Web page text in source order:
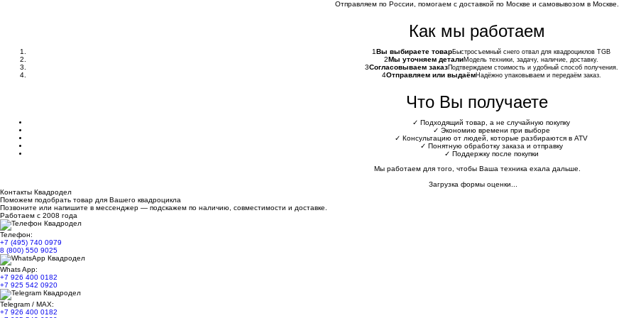
Отправляем по России, помогаем с доставкой по Москве и самовывозом в Москве.
Как мы работаем
1 Вы выбираете товарБыстросъемный снего отвал для квадроциклов TGB
2 Мы уточняем деталиМодель техники, задачу, наличие, доставку.
3Согласовываем заказПодтверждаем стоимость и удобный способ получения.
4Отправляем или выдаёмНадёжно упаковываем и передаём заказ.
Что Вы получаете
✓ Подходящий товар, а не случайную покупку
✓ Экономию времени при выборе
✓ Консультацию от людей, которые разбираются в ATV
✓ Понятную обработку заказа и отправку
✓ Поддержку после покупки
Мы работаем для того, чтобы Ваша техника ехала дальше.
Загрузка формы оценки...
Контакты Квадродел
Поможем подобрать товар для Вашего квадроцикла
Позвоните или напишите в мессенджер — подскажем по наличию, совместимости и доставке.
Работаем с 2008 года
Телефон:
+7 (495) 740 0979
8 (800) 550 9025
Whats App:
+7 926 400 0182
+7 925 542 0920
Telegram / MAX:
+7 926 400 0182